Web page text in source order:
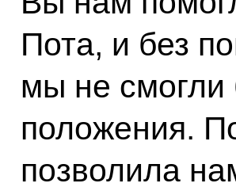
Пота, и без
мы не смогли
положения.
позволила